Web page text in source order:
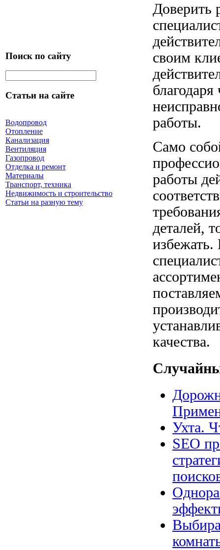
Поиск по сайту
Статьи на сайте
Водопровод
Отопление
Канализация
Вентиляция
Газопровод
Отделка и ремонт
Материалы
Транспорт, техника
Недвижимость и строительство
Статьи на разную тему
Доверить
своим
работы.
Само
работы
деталей,
избежать.
качества.
Ухта.
SEO